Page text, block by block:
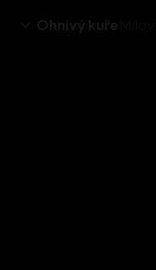
Ohnivý kuře